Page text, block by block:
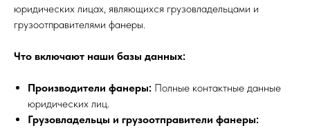
юридических лицах, являющихся грузовладельцами и
грузоотправителями фанеры.
Что включают наши базы данных:
Производители фанеры: Полные контактные данные
юридических лиц.
Грузовладельцы и грузоотправители фанеры: